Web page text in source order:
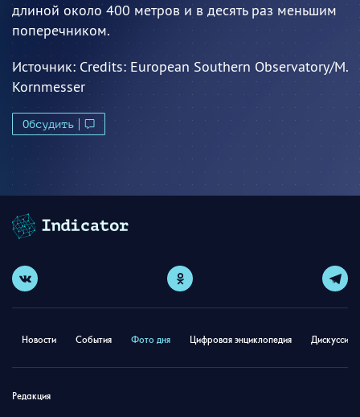
длиной около 400 метров и в десять раз меньшим
поперечником.
Источник:Credits: European Southern Observatory/M.
Kornmesser
Обсудить
Новости События Фото дня Цифровая энциклопедия
Редакция